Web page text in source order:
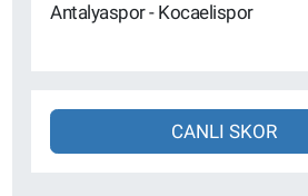
Antalyaspor - Kocaelispor
CANLI SKOR